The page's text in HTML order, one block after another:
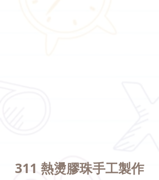
311 熱燙膠珠手工製作